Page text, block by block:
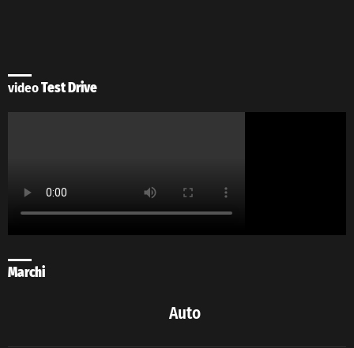
videoTest Drive
Marchi
Auto